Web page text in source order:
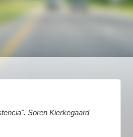
Soren Kierkegaard